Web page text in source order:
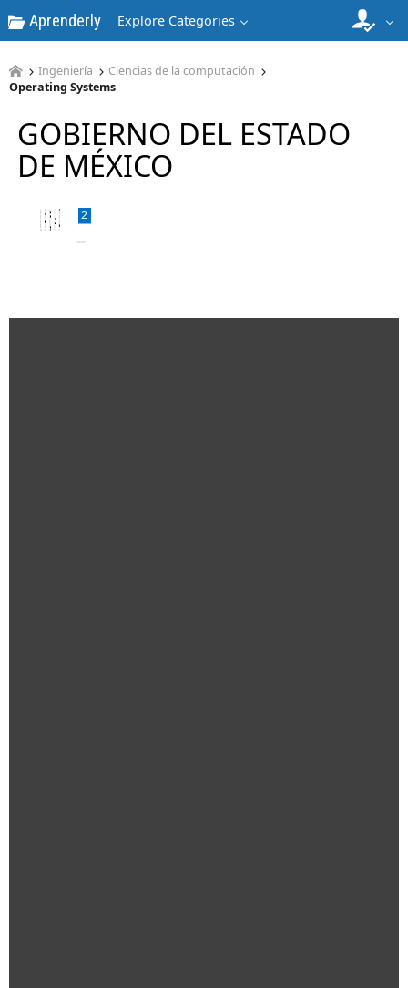
Aprenderly Explore Categories
Ingeniería
Ciencias de la computación
Operating Systems
GOBIERNO DEL ESTADO
DE MÉXICO
1
2